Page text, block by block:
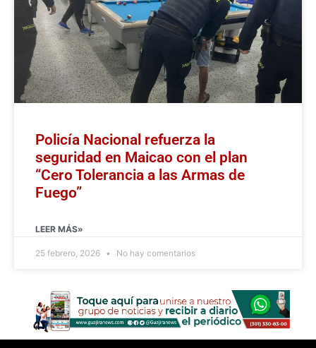
Policía Nacional refuerza la
seguridad en Maicao con el plan
“Cero Tolerancia a las Armas de
Fuego”
LEER MÁS»
25 febrero, 2026 No hay comentarios